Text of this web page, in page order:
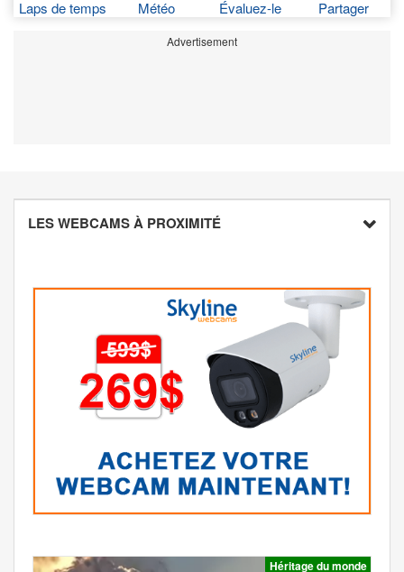
Laps de temps Météo Évaluez-le Partager
Advertisement
LES WEBCAMS À PROXIMITÉ
Héritage du monde